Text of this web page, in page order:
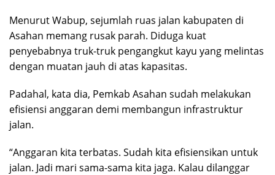
Menurut Wabup, sejumlah ruas jalan kabupaten di
Asahan memang rusak parah. Diduga kuat
penyebabnya truk-truk pengangkut kayu yang melintas
dengan muatan jauh di atas kapasitas.
Padahal, kata dia, Pemkab Asahan sudah melakukan
efisiensi anggaran demi membangun infrastruktur
jalan.
“Anggaran kita terbatas. Sudah kita efisiensikan untuk
jalan. Jadi mari sama-sama kita jaga. Kalau dilanggar